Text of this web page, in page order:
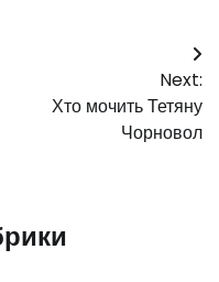
Next:
Хто мочить Тетяну
Чорновол